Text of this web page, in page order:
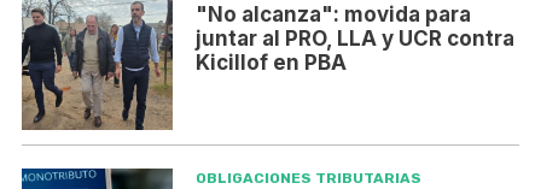
"No alcanza": movida para
juntar al PRO, LLA y UCR contra
Kicillof en PBA
OBLIGACIONES TRIBUTARIAS